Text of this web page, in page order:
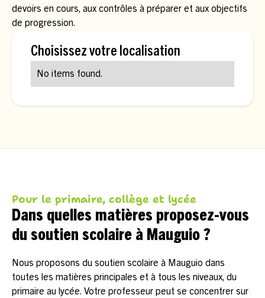
devoirs en cours, aux contrôles à préparer et aux objectifs
de progression.
Choisissez votre localisation
No items found.
Pour le primaire, collège et lycée
Dans quelles matières proposez-vous
du soutien scolaire à Mauguio ?
Nous proposons du soutien scolaire à Mauguio dans
toutes les matières principales et à tous les niveaux, du
primaire au lycée. Votre professeur peut se concentrer sur